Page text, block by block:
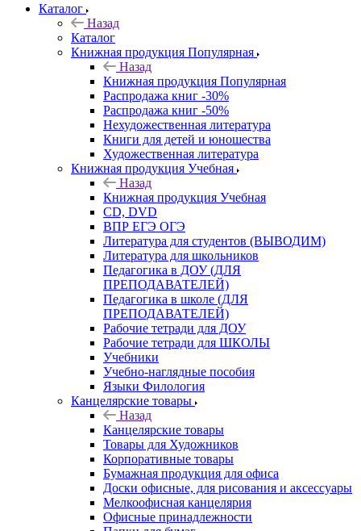
Каталог
Назад
Каталог
Книжная продукция Популярная
Назад
Книжная продукция Популярная
Распродажа книг -30%
Распродажа книг -50%
Нехудожественная литература
Книги для детей и юношества
Художественная литература
Книжная продукция Учебная
Назад
Книжная продукция Учебная
CD, DVD
ВПР ЕГЭ ОГЭ
Литература для студентов (ВЫВОДИМ)
Литература для школьников
Педагогика в ДОУ (ДЛЯ
ПРЕПОДАВАТЕЛЕЙ)
Педагогика в школе (ДЛЯ
ПРЕПОДАВАТЕЛЕЙ)
Рабочие тетради для ДОУ
Рабочие тетради для ШКОЛЫ
Учебники
Учебно-наглядные пособия
Языки Филология
Канцелярские товары
Назад
Канцелярские товары
Товары для Художников
Корпоративные товары
Бумажная продукция для офиса
Доски офисные, для рисования и аксессуары
Мелкоофисная канцелярия
Офисные принадлежности